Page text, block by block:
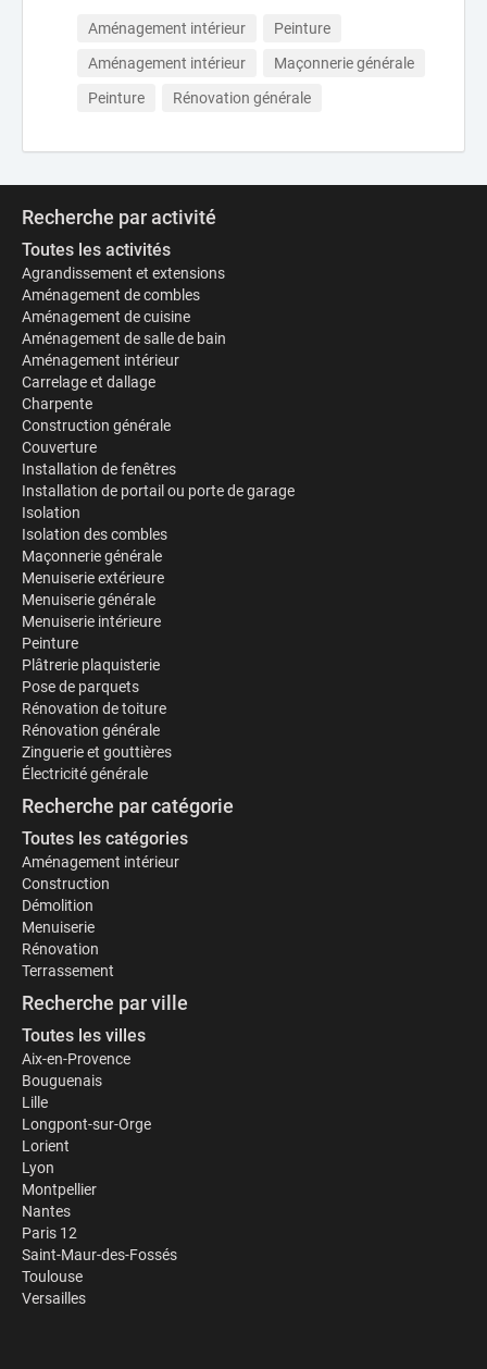
Aménagement intérieur
Peinture
Aménagement intérieur
Maçonnerie générale
Peinture
Rénovation générale
Recherche par activité
Toutes les activités
Agrandissement et extensions
Aménagement de combles
Aménagement de cuisine
Aménagement de salle de bain
Aménagement intérieur
Carrelage et dallage
Charpente
Construction générale
Couverture
Installation de fenêtres
Installation de portail ou porte de garage
Isolation
Isolation des combles
Maçonnerie générale
Menuiserie extérieure
Menuiserie générale
Menuiserie intérieure
Peinture
Plâtrerie plaquisterie
Pose de parquets
Rénovation de toiture
Rénovation générale
Zinguerie et gouttières
Électricité générale
Recherche par catégorie
Toutes les catégories
Aménagement intérieur
Construction
Démolition
Menuiserie
Rénovation
Terrassement
Recherche par ville
Toutes les villes
Aix-en-Provence
Bouguenais
Lille
Longpont-sur-Orge
Lorient
Lyon
Montpellier
Nantes
Paris 12
Saint-Maur-des-Fossés
Toulouse
Versailles